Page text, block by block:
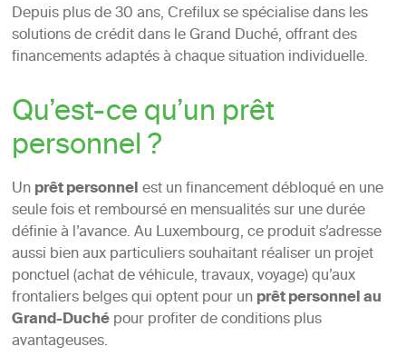
Depuis plus de 30 ans, Crefilux se spécialise dans les
solutions de crédit dans le Grand Duché, offrant des
financements adaptés à chaque situation individuelle.
Qu’est-ce qu’un prêt
personnel ?
Unprêt personnelest un financement débloqué en une
seule fois et remboursé en mensualités sur une durée
définie à l’avance. Au Luxembourg, ce produit s’adresse
aussi bien aux particuliers souhaitant réaliser un projet
ponctuel (achat de véhicule, travaux, voyage) qu’aux
frontaliers belges qui optent pour unprêt personnel au
Grand-Duchépour profiter de conditions plus
avantageuses.